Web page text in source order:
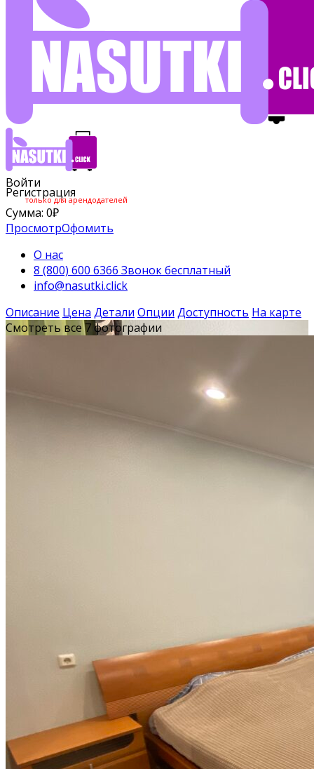
Войти
Регистрация
только для арендодателей
Сумма: 0₽
ПросмотрОфомить
О нас
8 (800) 600 6366 Звонок бесплатный
info@nasutki.click
Описание Цена Детали Опции Доступность На карте
Смотреть все 7 фотографии